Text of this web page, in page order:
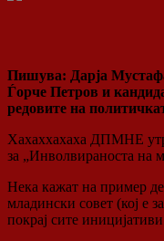
Пишува: Дарја
Ѓорче Петров и
редовите на
Хахаххахаха ДПМНЕ
за „Инволвираноста на
Нека кажат на пример
младински совет (кој е
покрај сите